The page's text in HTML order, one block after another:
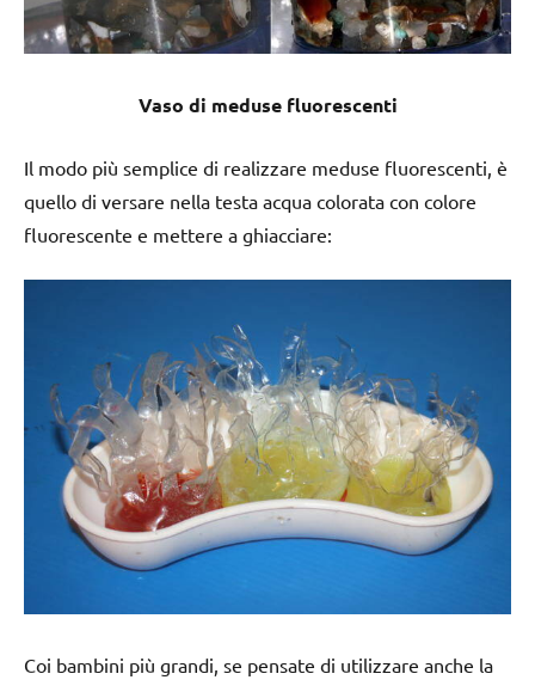
Vaso di meduse fluorescenti
Il modo più semplice di realizzare meduse fluorescenti, è
quello di versare nella testa acqua colorata con colore
fluorescente e mettere a ghiacciare:
Coi bambini più grandi, se pensate di utilizzare anche la